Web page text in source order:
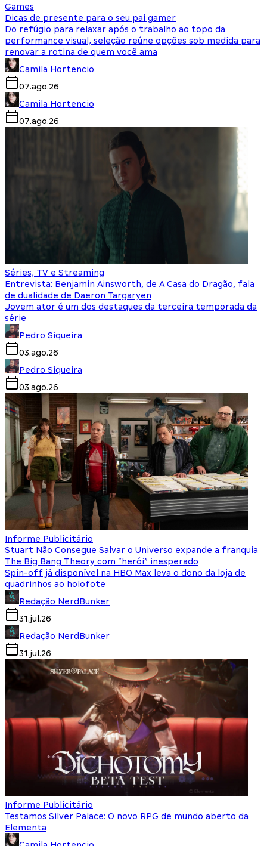
Games
Dicas de presente para o seu pai gamer
Do refúgio para relaxar após o trabalho ao topo da
performance visual, seleção reúne opções sob medida para
renovar a rotina de quem você ama
Camila Hortencio
07.ago.26
Camila Hortencio
07.ago.26
Séries, TV e Streaming
Entrevista: Benjamin Ainsworth, de A Casa do Dragão, fala
de dualidade de Daeron Targaryen
Jovem ator é um dos destaques da terceira temporada da
série
Pedro Siqueira
03.ago.26
Pedro Siqueira
03.ago.26
Informe Publicitário
Stuart Não Consegue Salvar o Universo expande a franquia
The Big Bang Theory com “herói” inesperado
Spin-off já disponível na HBO Max leva o dono da loja de
quadrinhos ao holofote
Redação NerdBunker
31.jul.26
Redação NerdBunker
31.jul.26
Informe Publicitário
Testamos Silver Palace: O novo RPG de mundo aberto da
Elementa